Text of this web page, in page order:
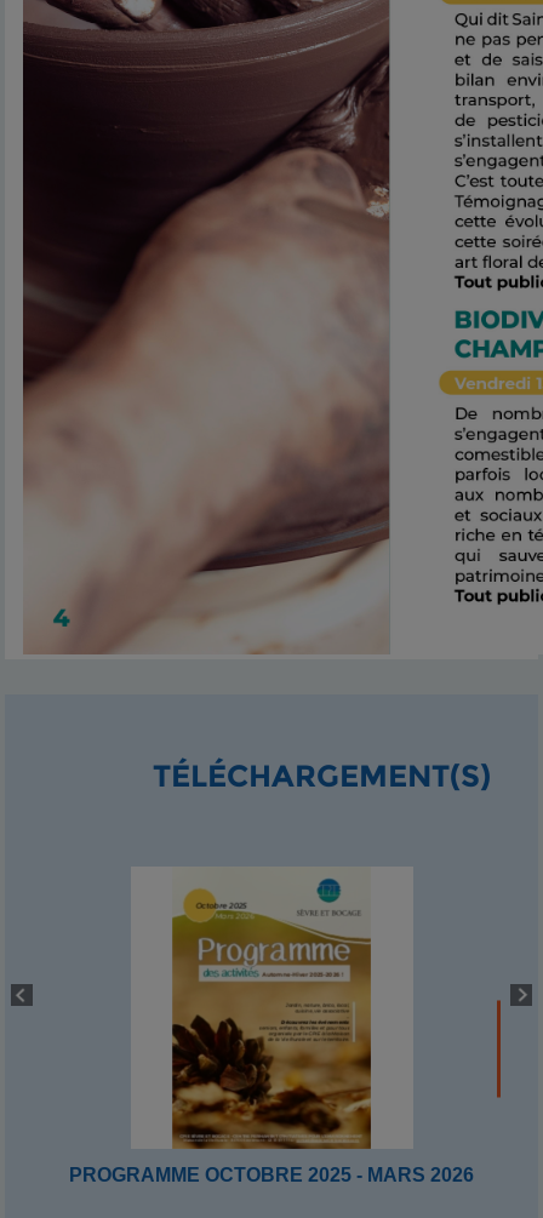
TÉLÉCHARGEMENT(S)
PROGRAMME OCTOBRE 2025 - MARS 2026